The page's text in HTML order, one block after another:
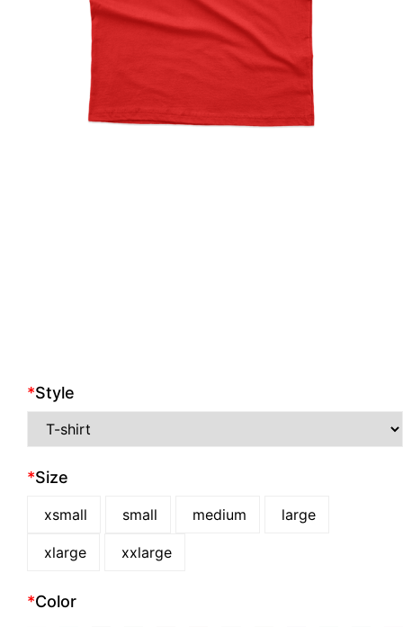
*Style
*Size
xsmall small medium large
xlarge xxlarge
*Color